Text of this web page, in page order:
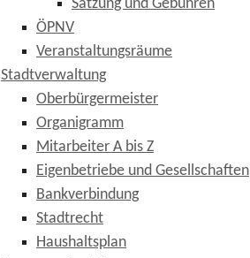
Satzung und Gebühren
ÖPNV
Veranstaltungsräume
Stadtverwaltung
Oberbürgermeister
Organigramm
Mitarbeiter A bis Z
Eigenbetriebe und Gesellschaften
Bankverbindung
Stadtrecht
Haushaltsplan